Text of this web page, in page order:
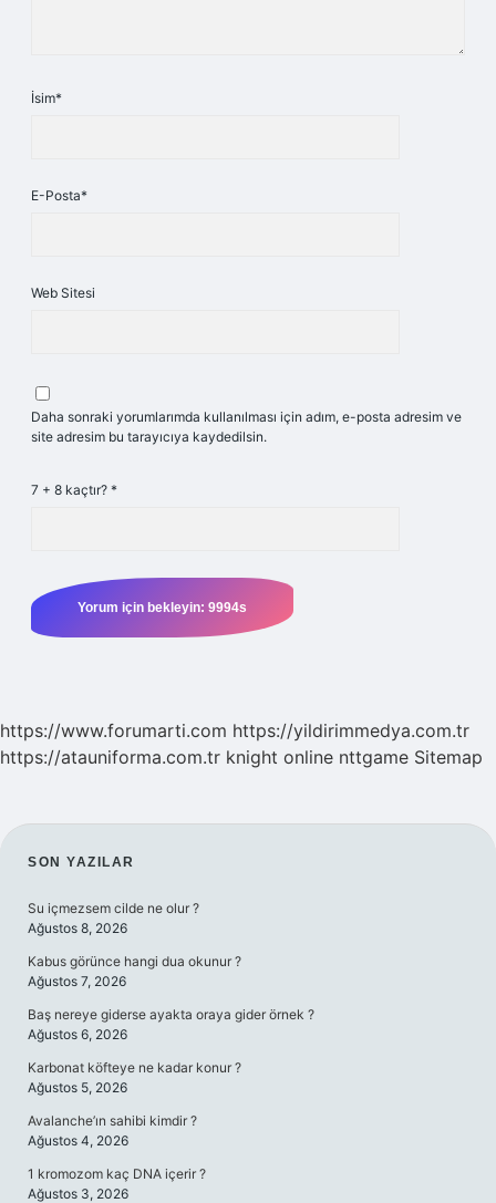
İsim*
E-Posta*
Web Sitesi
Daha sonraki yorumlarımda kullanılması için adım, e-posta adresim ve
site adresim bu tarayıcıya kaydedilsin.
7 + 8 kaçtır? *
https://www.forumarti.com https://yildirimmedya.com.tr
https://atauniforma.com.tr knight online nttgame Sitemap
SIDEBAR
SON YAZILAR
Su içmezsem cilde ne olur ?
Ağustos 8, 2026
Kabus görünce hangi dua okunur ?
Ağustos 7, 2026
Baş nereye giderse ayakta oraya gider örnek ?
Ağustos 6, 2026
Karbonat köfteye ne kadar konur ?
Ağustos 5, 2026
Avalanche’ın sahibi kimdir ?
Ağustos 4, 2026
1 kromozom kaç DNA içerir ?
Ağustos 3, 2026